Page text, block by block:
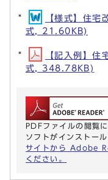
【様式】住
式, 21.60KB)
【記入例】
式, 348.78KB)
PDFファイルの閲覧
ソフトがインストー
サイトから Adobe
ください。